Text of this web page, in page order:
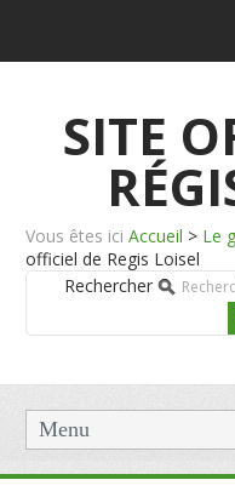
SITE
Vous êtes ici Accueil > Le
officiel de Regis Loisel
Rechercher
Menu